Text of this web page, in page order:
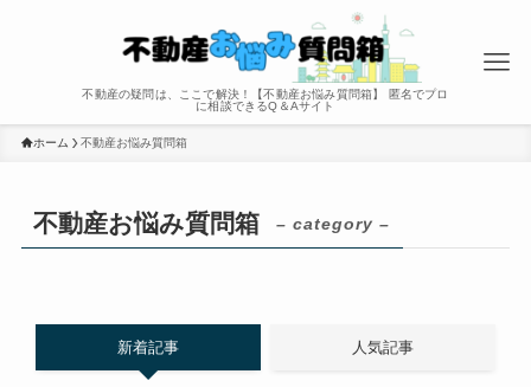
不動産の疑問は、ここで解決！【不動産お悩み質問箱】 匿名でプロ
に相談できるQ＆Aサイト
ホーム 不動産お悩み質問箱
不動産お悩み質問箱 – category –
新着記事 人気記事